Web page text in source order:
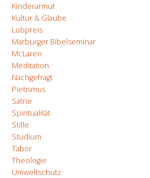
Kinderarmut
Kultur & Glaube
Lobpreis
Marburger Bibelseminar
McLaren
Meditation
Nachgefragt
Pietismus
Satrie
Spiritualität
Stille
Studium
Tabor
Theologie
Umweltschutz